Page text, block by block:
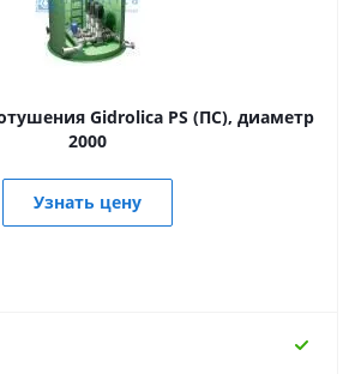
Gidrolica PS (ПС), диаметр
2000
Узнать цену